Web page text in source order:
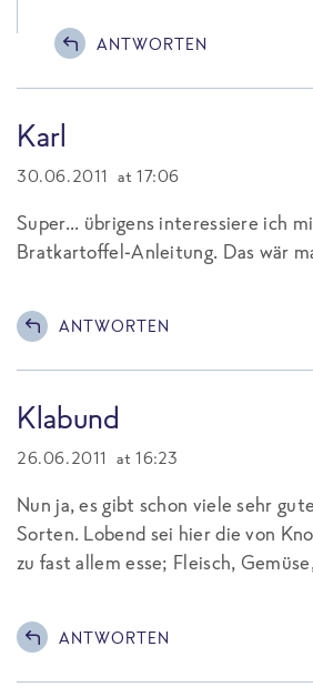
ANTWORTEN
Karl
30.06.2011 at 17:06
Super... übrigens interessiere ich
Bratkartoffel-Anleitung. Das wär
ANTWORTEN
Klabund
26.06.2011 at 16:23
Nun ja, es gibt schon viele sehr
Sorten. Lobend sei hier die von
zu fast allem esse; Fleisch,
ANTWORTEN